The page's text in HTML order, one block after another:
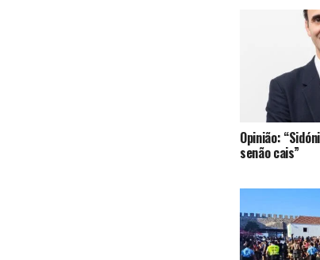
Opinião:
senão cais”